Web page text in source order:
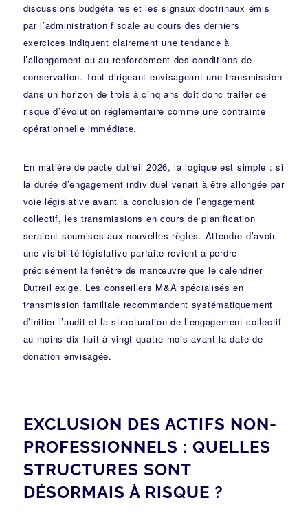
discussions budgétaires et les signaux doctrinaux émis
par l’administration fiscale au cours des derniers
exercices indiquent clairement une tendance à
l’allongement ou au renforcement des conditions de
conservation. Tout dirigeant envisageant une transmission
dans un horizon de trois à cinq ans doit donc traiter ce
risque d’évolution réglementaire comme une contrainte
opérationnelle immédiate.
En matière de pacte dutreil 2026, la logique est simple : si
la durée d’engagement individuel venait à être allongée par
voie législative avant la conclusion de l’engagement
collectif, les transmissions en cours de planification
seraient soumises aux nouvelles règles. Attendre d’avoir
une visibilité législative parfaite revient à perdre
précisément la fenêtre de manœuvre que le calendrier
Dutreil exige. Les conseillers M&A spécialisés en
transmission familiale recommandent systématiquement
d’initier l’audit et la structuration de l’engagement collectif
au moins dix-huit à vingt-quatre mois avant la date de
donation envisagée.
EXCLUSION DES ACTIFS NON-
PROFESSIONNELS : QUELLES
STRUCTURES SONT
DÉSORMAIS À RISQUE ?